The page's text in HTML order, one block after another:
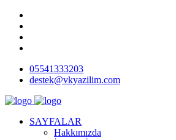
05541333203
destek@vkyazilim.com
SAYFALAR
Hakkımızda